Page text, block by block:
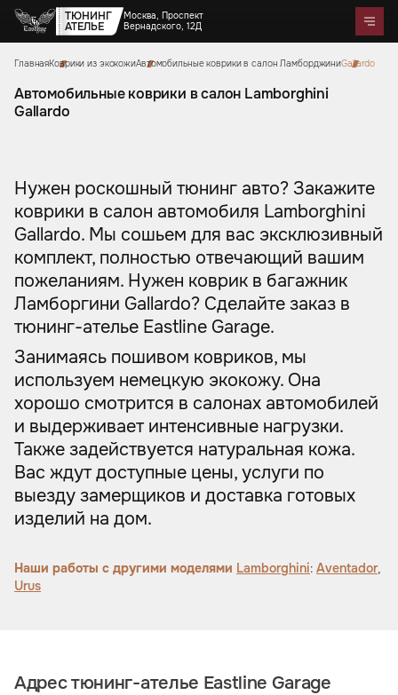
ТЮНИНГ
АТЕЛЬЕ
Москва, Проспект
Вернадского, 12Д
Telegram WhatsApp Max
Портфолио
Цены
О нас Контакты
Ремонт автомобильных салонов
Ремонт кузова и покраска
Автозвук Дизайн проект
Аксессуары
Коврики из экокожи Цветные ремни безопасности
Тиснение на коже Чехлы на кузов автомобиля
Подушки из алькантары Сумки ручной работы
Накидки на сиденья из
алькантары
Боксы в багажник
Защитные накидки для
спинок сидений для детей
ГлавнаяКоврики из экокожиАвтомобильные коврики в салон ЛамборджиниGallardo
Автомобильные коврики в салон Lamborghini
Gallardo
Нужен роскошный тюнинг авто? Закажите
коврики в салон автомобиля Lamborghini
Gallardo. Мы сошьем для вас эксклюзивный
комплект, полностью отвечающий вашим
пожеланиям. Нужен коврик в багажник
Ламборгини Gallardo? Сделайте заказ в
тюнинг-ателье Eastline Garage.
Занимаясь пошивом ковриков, мы
используем немецкую экокожу. Она
хорошо смотрится в салонах автомобилей
и выдерживает интенсивные нагрузки.
Также задействуется натуральная кожа.
Вас ждут доступные цены, услуги по
выезду замерщиков и доставка готовых
изделий на дом.
Наши работы с другими моделями Lamborghini: Aventador,
Urus
Адрес тюнинг-ателье Eastline Garage